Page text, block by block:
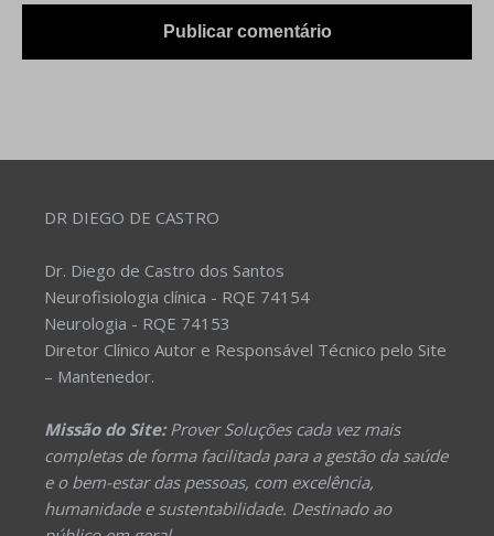
DR DIEGO DE CASTRO
Dr. Diego de Castro dos Santos
Neurofisiologia clínica - RQE 74154
Neurologia - RQE 74153
Diretor Clínico Autor e Responsável Técnico pelo Site
– Mantenedor.
Missão do Site:Prover Soluções cada vez mais
completas de forma facilitada para a gestão da saúde
e o bem-estar das pessoas, com excelência,
humanidade e sustentabilidade. Destinado ao